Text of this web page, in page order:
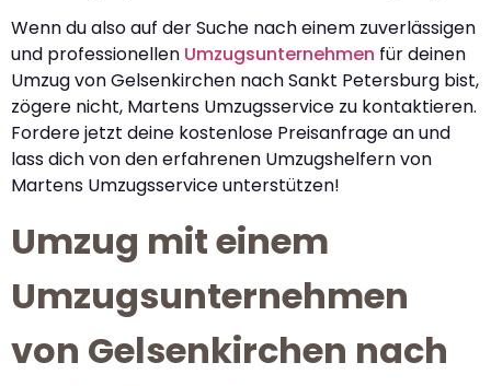
Wenn du also auf der Suche nach einem zuverlässigen
und professionellen Umzugsunternehmen für deinen
Umzug von Gelsenkirchen nach Sankt Petersburg bist,
zögere nicht, Martens Umzugsservice zu kontaktieren.
Fordere jetzt deine kostenlose Preisanfrage an und
lass dich von den erfahrenen Umzugshelfern von
Martens Umzugsservice unterstützen!
Umzug mit einem
Umzugsunternehmen
von Gelsenkirchen nach